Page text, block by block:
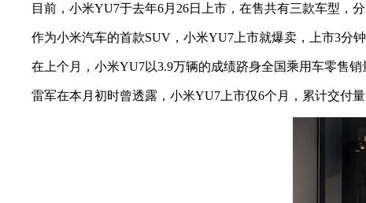
目前，小米YU7于去年6月26日上市，在售共有三款车型，分
作为小米汽车的首款SUV，小米YU7上市就爆卖，上市3分钟
在上个月，小米YU7以3.9万辆的成绩跻身全国乘用车零售销
雷军在本月初时曾透露，小米YU7上市仅6个月，累计交付量